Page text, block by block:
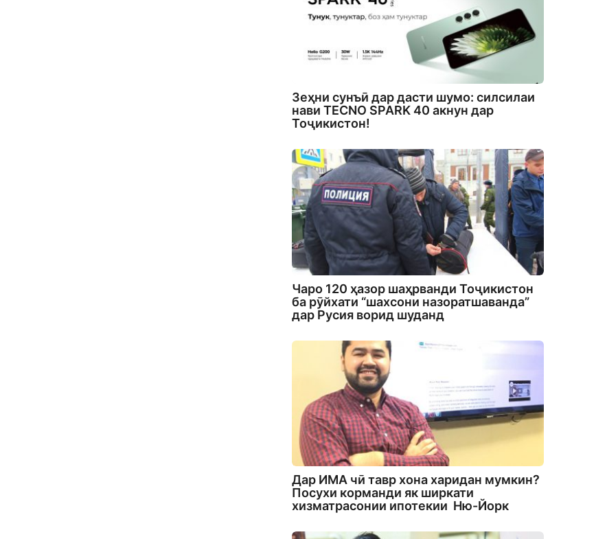
Зеҳни сунъӣ дар дасти шумо: силсилаи
нави TECNO SPARK 40 акнун дар
Тоҷикистон!
Чаро 120 ҳазор шаҳрванди Тоҷикистон
ба рӯйхати “шахсони назоратшаванда”
дар Русия ворид шуданд
Дар ИМА чӣ тавр хона харидан мумкин?
Посухи корманди як ширкати
хизматрасонии ипотекии Ню-Йорк